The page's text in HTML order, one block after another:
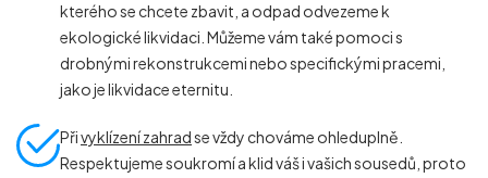
kterého se chcete zbavit, a odpad odvezeme k
ekologické likvidaci. Můžeme vám také pomoci s
drobnými rekonstrukcemi nebo specifickými pracemi,
jako je likvidace eternitu.
Přivyklízení zahradse vždy chováme ohleduplně.
Respektujeme soukromí a klid váš i vašich sousedů, proto